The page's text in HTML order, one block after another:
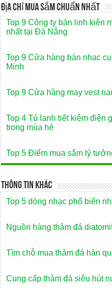
Địa Chỉ Mua Sắm Chuẩn Nhất
Top 9 Công ty bán linh kiện
nhất tại Đà Nẵng
Top 9 Cửa hàng bán nhạc
Minh
Top 9 Cửa hàng may vest
Top 4 Tủ lạnh tiết kiệm điện
trong mùa hè
Top 5 Điểm mua sắm lý
Thông Tin Khác
Top 5 dòng nhạc phổ biến
Nguồn hàng thảm đá
Tìm chỗ mua thảm đá hàn
Cung cấp thảm đá siêu hút